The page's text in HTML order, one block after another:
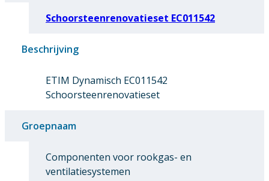
Schoorsteenrenovatieset EC011542
Beschrijving
ETIM Dynamisch EC011542
Schoorsteenrenovatieset
Groepnaam
Componenten voor rookgas- en
ventilatiesystemen